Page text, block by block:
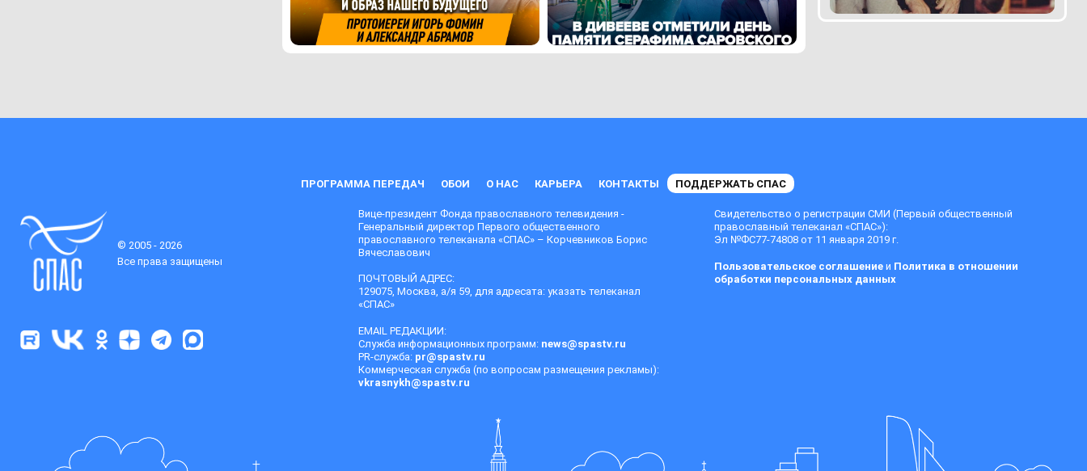
ПРОГРАММА ПЕРЕДАЧ ОБОИ О НАС КАРЬЕРА КОНТАКТЫ ПОДДЕРЖАТЬ СПАС
© 2005 - 2026
Все права защищены
Вице-президент Фонда православного телевидения -
Генеральный директор Первого общественного
православного телеканала «СПАС» – Корчевников Борис
Вячеславович
ПОЧТОВЫЙ АДРЕС:
129075, Москва, а/я 59, для адресата: указать телеканал
«СПАС»
EMAIL РЕДАКЦИИ:
Служба информационных программ: news@spastv.ru
PR-служба: pr@spastv.ru
Коммерческая служба (по вопросам размещения рекламы):
vkrasnykh@spastv.ru
Свидетельство о регистрации СМИ (Первый общественный
православный телеканал «СПАС»):
Эл №ФС77-74808 от 11 января 2019 г.
Пользовательское соглашениеи Политика в отношении
обработки персональных данных